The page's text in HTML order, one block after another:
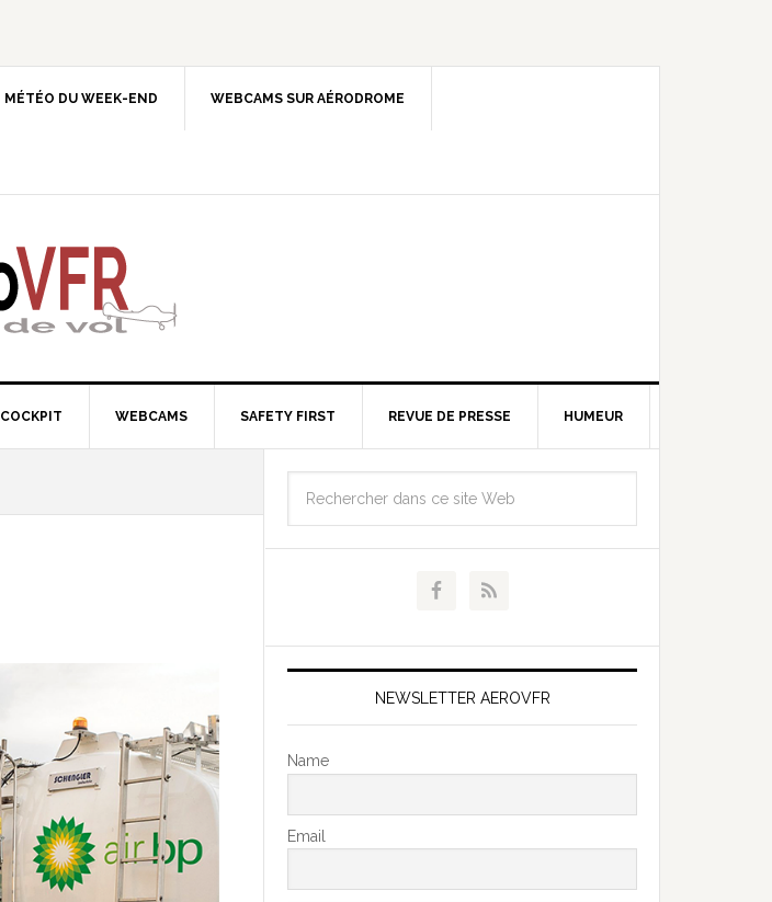
MÉTÉO DU WEEK-END WEBCAMS SUR AÉRODROME
COCKPIT WEBCAMS SAFETY FIRST REVUE DE PRESSE HUMEUR
NEWSLETTER AEROVFR
Name
Email